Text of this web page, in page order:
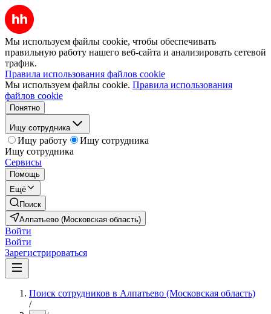
Мы используем файлы cookie, чтобы обеспечивать
правильную работу нашего веб-сайта и анализировать сетевой
трафик.
Правила использования файлов cookie
Мы используем файлы cookie. Правила использования
файлов cookie
Понятно
Ищу сотрудника
Ищу работу
Ищу сотрудника
Ищу сотрудника
Сервисы
Помощь
Ещё
Поиск
Алпатьево (Московская область)
Войти
Войти
Зарегистрироваться
Поиск сотрудников в Алпатьево (Московская область)
/